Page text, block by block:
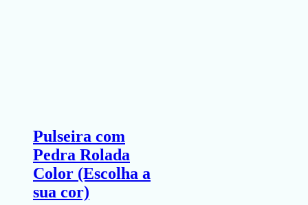
Pulseira com
Pedra Rolada
Color (Escolha a
sua cor)